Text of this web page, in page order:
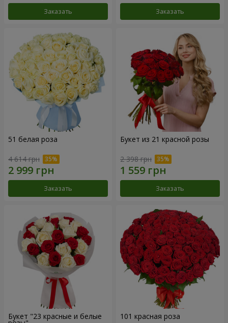
Заказать Заказать
51 белая роза
4 614 грн
Заказать
Букет из 21 красной розы
2 398 грн
Заказать
Букет "23 красные и белые 101 красная роза